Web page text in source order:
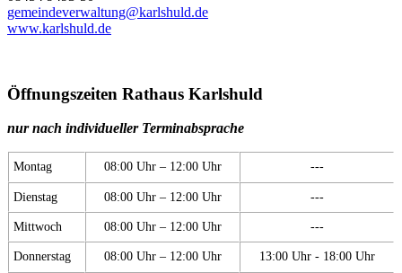
gemeindeverwaltung@karlshuld.de
www.karlshuld.de
Öffnungszeiten Rathaus Karlshuld
nur nach individueller Terminabsprache
Montag 08:00 Uhr – 12:00 Uhr ---
Dienstag 08:00 Uhr – 12:00 Uhr ---
Mittwoch 08:00 Uhr – 12:00 Uhr ---
Donnerstag 08:00 Uhr – 12:00 Uhr 13:00 Uhr - 18:00 Uhr